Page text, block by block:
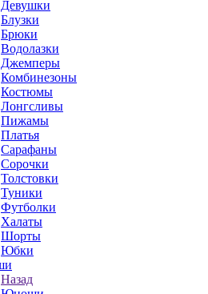
Девушки
Блузки
Брюки
Водолазки
Джемперы
Комбинезоны
Костюмы
Лонгсливы
Пижамы
Платья
Сарафаны
Сорочки
Толстовки
Туники
Футболки
Халаты
Шорты
Юбки
Назад